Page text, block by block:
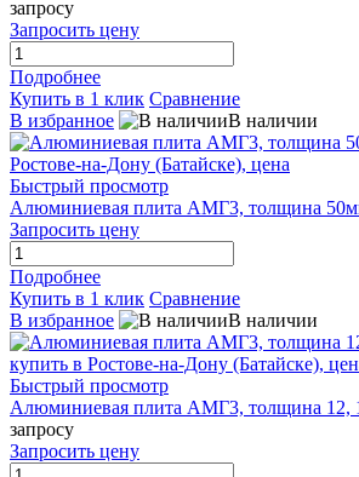
запросу
Запросить цену
Подробнее
Купить в 1 клик Сравнение
В избранное
В наличии
Быстрый просмотр
Алюминиевая плита АМГ3, толщина
Запросить цену
Подробнее
Купить в 1 клик Сравнение
В избранное
В наличии
Быстрый просмотр
Алюминиевая плита АМГ3, толщина 12,
запросу
Запросить цену